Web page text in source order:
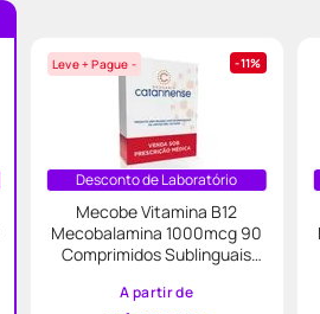
Leve + Pague - 11%
Desconto de Laboratório
Mecobe Vitamina B12
Mecobalamina 1000mcg 90
Comprimidos Sublinguais
A partir de